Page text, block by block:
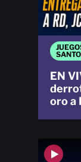
EN
oro a